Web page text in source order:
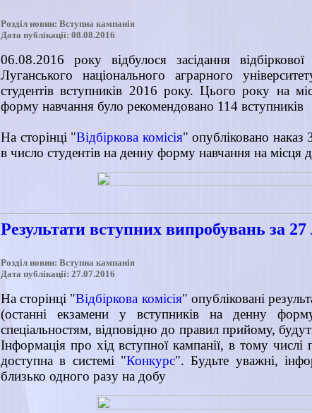
Розділ новин: Вступна кампанія
Дата публікації: 08.08.2016
06.08.2016 року відбулося засідання
Луганського національного аграрного
студентів вступників 2016 року. Цього року на
форму навчання було рекомендовано 114 вступників
На сторінці "Відбіркова комісія" опубліковано наказ
в число студентів на денну форму навчання на місця
Результати вступних випробувань за
Розділ новин: Вступна кампанія
Дата публікації: 27.07.2016
На сторінці "Відбіркова комісія" опубліковані
(останні екзамени у вступників на денну
спеціальностям, відповідно до правил прийому,
Інформація про хід вступної кампанії, в тому числі
доступна в системі "Конкурс". Будьте уважні,
близько одного разу на добу